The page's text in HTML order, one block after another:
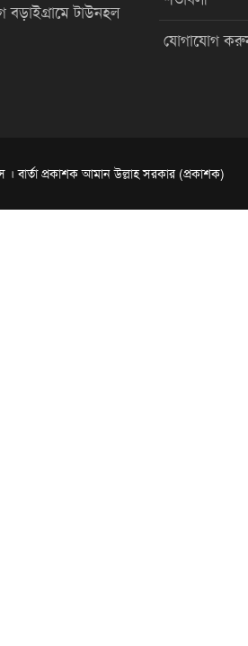
বড়াইগ্রামে টাউনহল
যোগাযোগ
বার্তা প্রকাশক আমান উল্লাহ সরকার (প্রকাশক)